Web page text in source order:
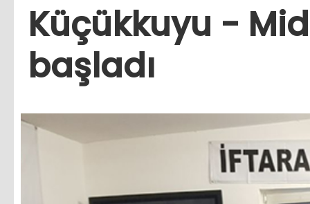
Küçükkuyu -
başladı